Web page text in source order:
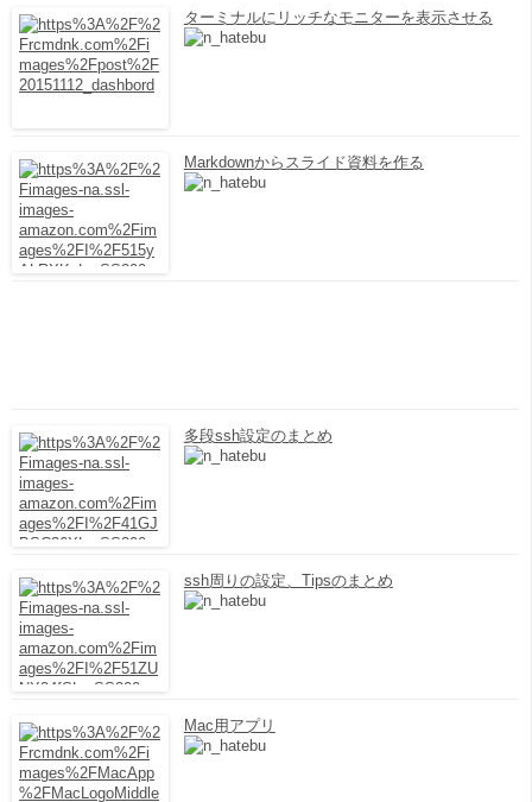
ターミナルにリッチなモニターを表示させる
Markdownからスライド資料を作る
多段ssh設定のまとめ
ssh周りの設定、Tipsのまとめ
Mac用アプリ